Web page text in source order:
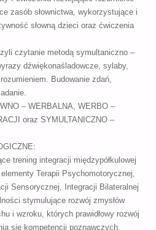
zasób słownictwa, wykorzystujące i
słowną dzieci oraz ćwiczenia
czytanie metodą symultaniczno –
dźwiękonaśladowcze, sylaby,
Budowanie zdań,
– WERBALNA, WERBO –
oraz SYMULTANICZNO –
trening integracji międzypółkulowej
Terapii Psychomotorycznej,
Sensorycznej, Integracji Bilateralnej
stymulujące rozwój zmysłów
i wzroku, których prawidłowy rozwój
się kompetencji poznawczych,